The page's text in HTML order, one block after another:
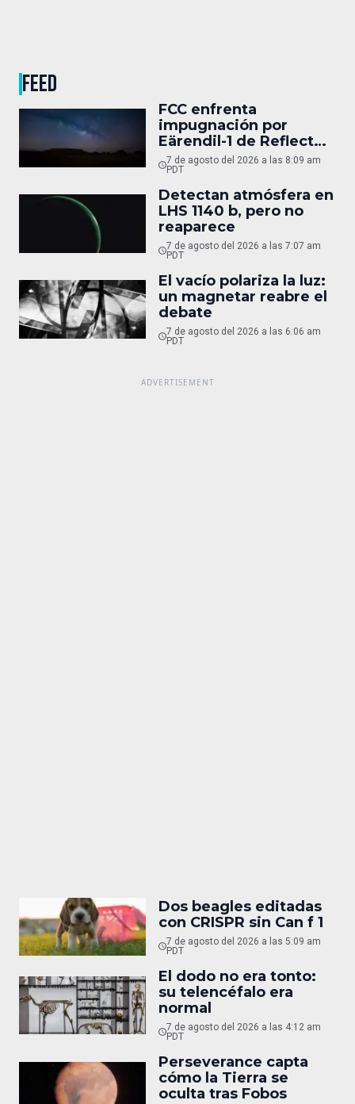
FEED
FCC enfrenta
impugnación por
Eärendil-1 de Reflect
Orbital
7 de agosto del 2026 a las 8:09 am
PDT
Detectan atmósfera en
LHS 1140 b, pero no
reaparece
7 de agosto del 2026 a las 7:07 am
PDT
El vacío polariza la luz:
un magnetar reabre el
debate
7 de agosto del 2026 a las 6:06 am
PDT
Dos beagles editadas
con CRISPR sin Can f 1
7 de agosto del 2026 a las 5:09 am
PDT
El dodo no era tonto:
su telencéfalo era
normal
7 de agosto del 2026 a las 4:12 am
PDT
Perseverance capta
cómo la Tierra se
oculta tras Fobos